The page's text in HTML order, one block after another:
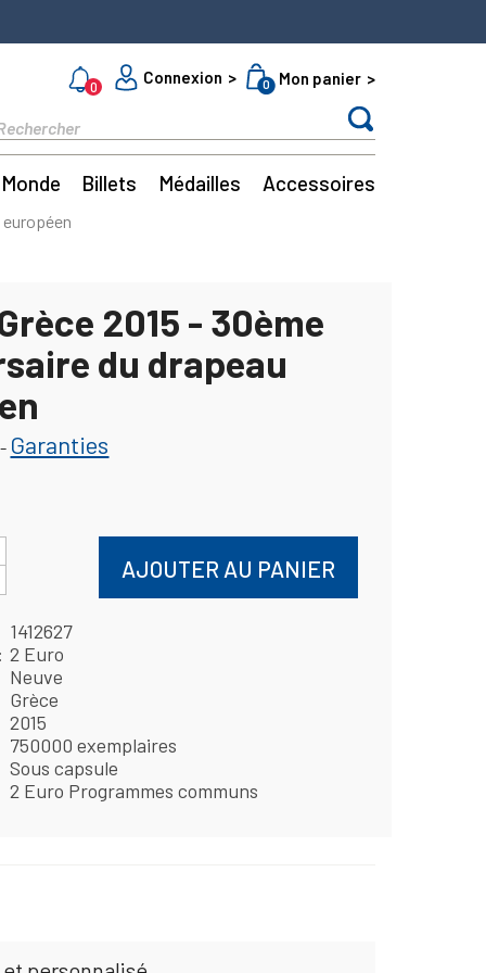
0
Connexion 0 Mon panier
Monde Billets Médailles Accessoires
européen
2015 - 30ème
du drapeau
Garanties
AJOUTER AU PANIER
1412627
2 Euro
Neuve
Grèce
2015
750000 exemplaires
Sous capsule
2 Euro Programmes communs